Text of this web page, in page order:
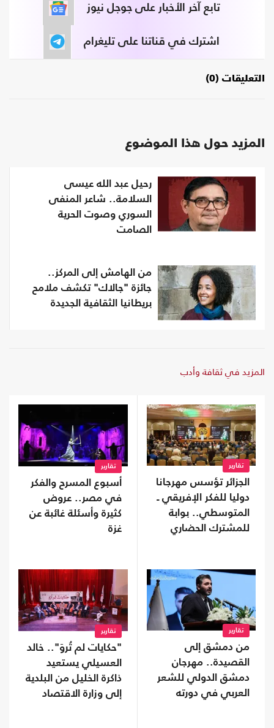
تابع آخر الأخبار على جوجل نيوز
اشترك في قناتنا على تليغرام
التعليقات (0)
المزيد حول هذا الموضوع
رحيل عبد الله عيسى
السلامة.. شاعر المنفى
السوري وصوت الحرية
الصامت
من الهامش إلى المركز..
جائزة "جالاك" تكشف ملامح
بريطانيا الثقافية الجديدة
المزيد في ثقافة وأدب
تقارير
الجزائر تؤسس مهرجانا
دوليا للفكر الإفريقي ـ
المتوسطي.. بوابة
للمشترك الحضاري
تقارير
أسبوع المسرح والفكر
في مصر.. عروض
كثيرة وأسئلة غائبة عن
غزة
تقارير
من دمشق إلى
القصيدة.. مهرجان
دمشق الدولي للشعر
العربي في دورته
تقارير
"حكايات لم تُروَ".. خالد
العسيلي يستعيد
ذاكرة الخليل من البلدية
إلى وزارة الاقتصاد